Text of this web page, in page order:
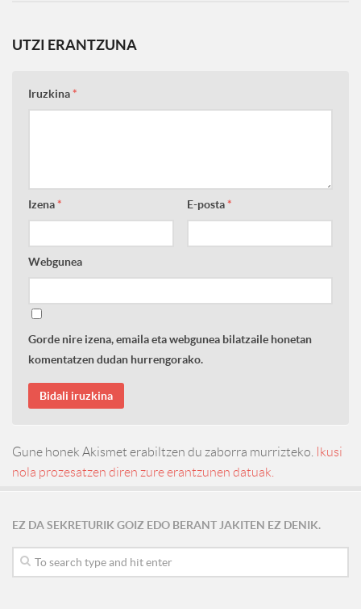
UTZI ERANTZUNA
Iruzkina*
Izena* E-posta*
Webgunea
Gorde nire izena, emaila eta webgunea bilatzaile honetan
komentatzen dudan hurrengorako.
Gune honek Akismet erabiltzen du zaborra murrizteko.
Ikusi
nola prozesatzen diren zure erantzunen datuak.
EZ DA SEKRETURIK GOIZ EDO BERANT JAKITEN EZ DENIK.